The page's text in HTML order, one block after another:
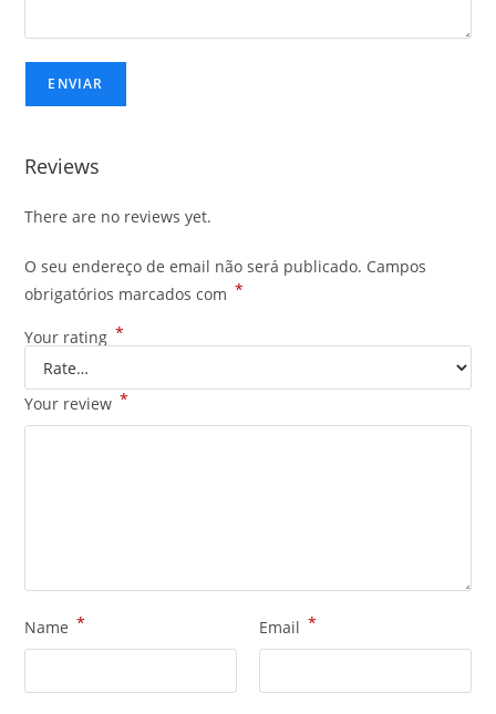
Reviews
There are no reviews yet.
O seu endereço de email não será publicado. Campos
obrigatórios marcados com *
Your rating *
Your review *
Name * Email *